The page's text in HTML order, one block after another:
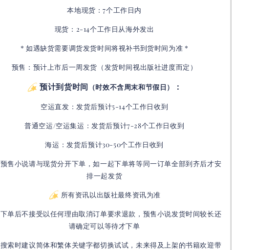
本地现货：7个工作日内
现货：2-14个工作日从海外发出
* 如遇缺货需要调货发货时间将视补书到货时间为准 *
预售：预计上市后一周发货（发货时间视出版社进度而定 ）
预计到货时间 （时效不含周末和节假日） ：
空运直发：发货后预计5-14个工作日收到
普通空运/空运集运：发货后预计7-28个工作日收到
海运：发货后预计30-50个工作日收到
预售小说请与现货分开下单，如一起下单将等同一订单全部到齐后才安
排一起发货
所有资讯以出版社最终资讯为准
下单后不接受以任何理由取消订单要求退款，预售小说发货时间较长还
请确定可以等待才下单
搜索时建议简体和繁体关键字都切换试试，未来得及上架的书籍欢迎带